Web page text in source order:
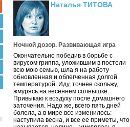
Наталья ТИТОВА
Ночной дозор. Развивающая игра
Окончательно победив в борьбе с
вирусом гриппа, уложившим в постели
всю мою семью, шла я на работу
обновленная и облегченная долгой
температурой. Иду, точнее скольжу,
жмурясь на весеннем солнышке.
Привыкаю к воздуху после домашнего
заточения. Надо же, всего пять дней
болела, а в мире все изменилось:
наступила весна, и все ее приметы, что